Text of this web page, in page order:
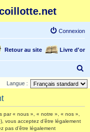
Connexion
Livre d'or
Retour au site
e
Langue :
par « nous », « notre », « nos »,
vous acceptez d’être légalement
pas d’être légalement